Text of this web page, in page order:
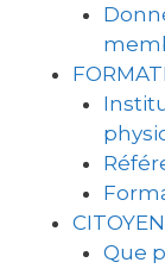
CITOYEN
Que